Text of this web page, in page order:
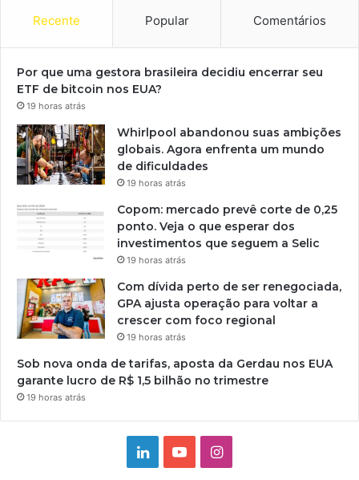
Recente Popular Comentários
Por que uma gestora brasileira decidiu encerrar seu
ETF de bitcoin nos EUA?
19 horas atrás
Whirlpool abandonou suas ambições
globais. Agora enfrenta um mundo
de dificuldades
19 horas atrás
Copom: mercado prevê corte de 0,25
ponto. Veja o que esperar dos
investimentos que seguem a Selic
19 horas atrás
Com dívida perto de ser renegociada,
GPA ajusta operação para voltar a
crescer com foco regional
19 horas atrás
Sob nova onda de tarifas, aposta da Gerdau nos EUA
garante lucro de R$ 1,5 bilhão no trimestre
19 horas atrás
LinkedinYouTubeInstagram